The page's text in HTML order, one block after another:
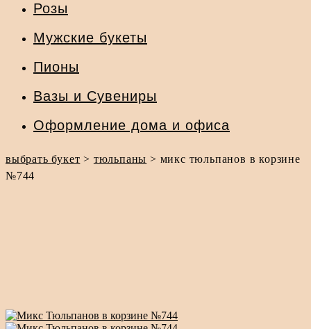
Розы
Мужские букеты
Пионы
Вазы и Сувениры
Оформление дома и офиса
выбрать букет > тюльпаны > микс тюльпанов в корзине
№744